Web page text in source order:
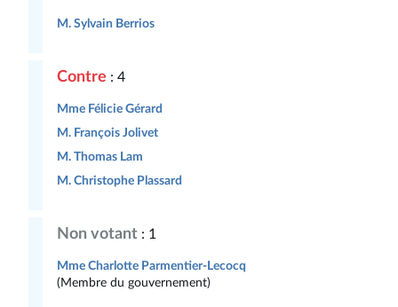
M. Sylvain Berrios
Contre : 4
Mme Félicie Gérard
M. François Jolivet
M. Thomas Lam
M. Christophe Plassard
Non votant : 1
Mme Charlotte Parmentier-Lecocq
(Membre du gouvernement)